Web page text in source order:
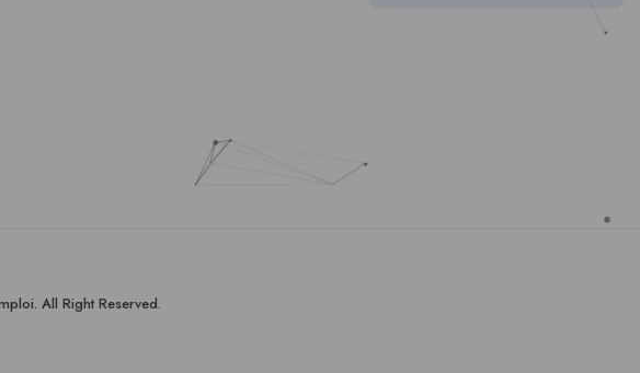
oi. All Right Reserved.